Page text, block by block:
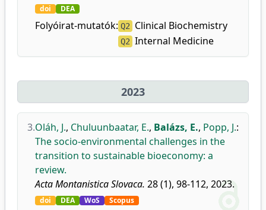
doi DEA
Folyóirat-mutatók: Q2 Clinical Biochemistry
Q2 Internal Medicine
2023
3.Oláh, J., Chuluunbaatar, E., Balázs, E., Popp, J.:
The socio-environmental challenges in the
transition to sustainable bioeconomy: a
review.
Acta Montanistica Slovaca. 28 (1), 98-112, 2023.
doi DEA WoS Scopus